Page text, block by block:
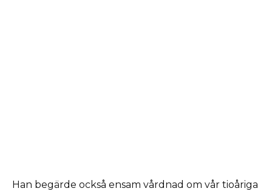
Han begärde också ensam vårdnad om vår tioåriga